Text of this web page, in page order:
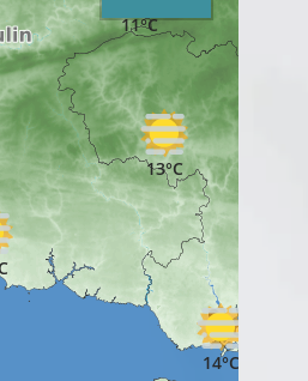
13°C
14°C
11°C